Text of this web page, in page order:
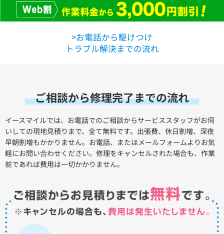
>お電話から駆けつけ
トラブル解決までの流れ
ご相談から修理完了までの流れ
イースマイルでは、お電話でのご相談からサービススタッフがお伺
いしての現地見積りまで、全て無料です。出張費、休日割増、深夜
早朝割増もかかりません。お電話、またはメールフォームよりお気
軽にお問い合わせください。修理をキャンセルされた場合も、作業
前であれば費用は一切かかりません。